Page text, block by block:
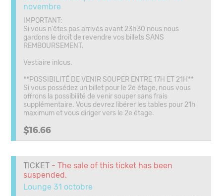
novembre
IMPORTANT:
Si vous n'êtes pas arrivés avant 23h30 nous nous
gardons le droit de revendre vos billets SANS
REMBOURSEMENT.
Vestiaire inlcus.
**POSSIBILITÉ DE VENIR SOUPER ENTRE 17H ET 21H**
Si vous possédez un billet pour le 2e étage, nous vous
offrons la possibilité de venir souper sans frais
supplémentaire. Vous devrez libérer les tables pour 21h
maximum et vous diriger vers le 2e étage.
$16.66
TICKET - The sale of this ticket has been
suspended.
Lounge 31 octobre